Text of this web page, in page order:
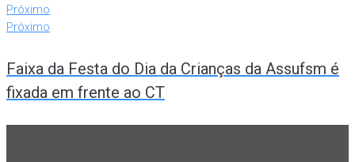
Próximo
Próximo
Faixa da Festa do Dia da Crianças da Assufsm é
fixada em frente ao CT